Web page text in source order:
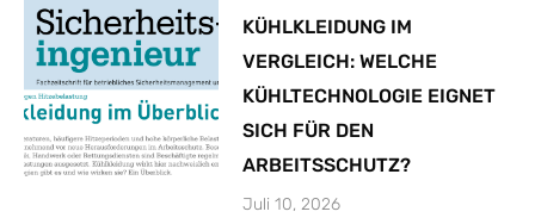
KÜHLKLEIDUNG IM
VERGLEICH: WELCHE
KÜHLTECHNOLOGIE EIGNET
SICH FÜR DEN
ARBEITSSCHUTZ?
Juli 10, 2026